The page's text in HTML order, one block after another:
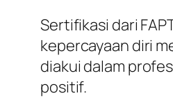
Sertifikasi dari
kepercayaan diri
diakui dalam
positif.